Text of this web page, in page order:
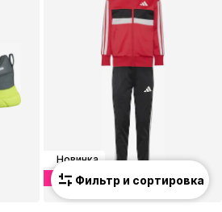
Новинка
ПРЕДЛОЖЕНИЕ
Фильтр и сортировка